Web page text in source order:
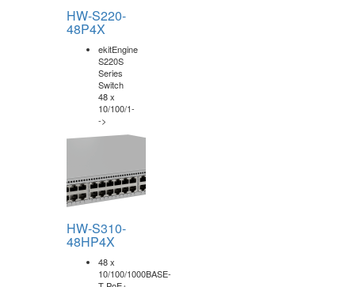
HW-S220-
48P4X
ekitEngine
S220S
Series
Switch
HW-S310-
48HP4X